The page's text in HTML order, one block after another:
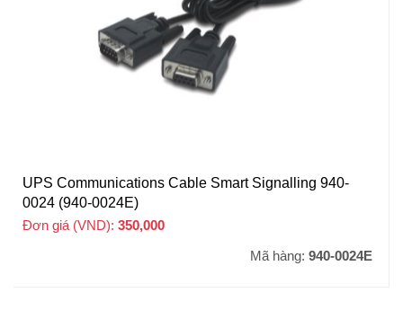
UPS Communications Cable Smart Signalling 940-
0024 (940-0024E)
Đơn giá (VND): 350,000
Mã hàng: 940-0024E